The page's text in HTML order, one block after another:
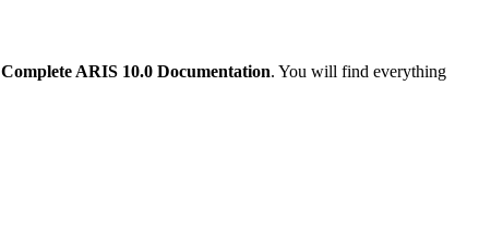
Complete ARIS 10.0 Documentation. You will find everything